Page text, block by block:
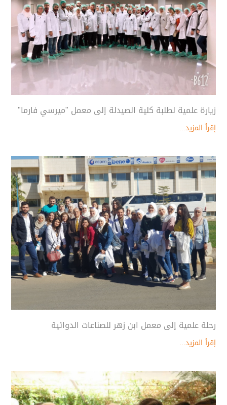
زيارة علمية لطلبة كلية الصيدلة إلى معمل "ميرسي فارما"
إقرأ المزيد...
رحلة علمية إلى معمل ابن زهر للصناعات الدوائية
إقرأ المزيد...